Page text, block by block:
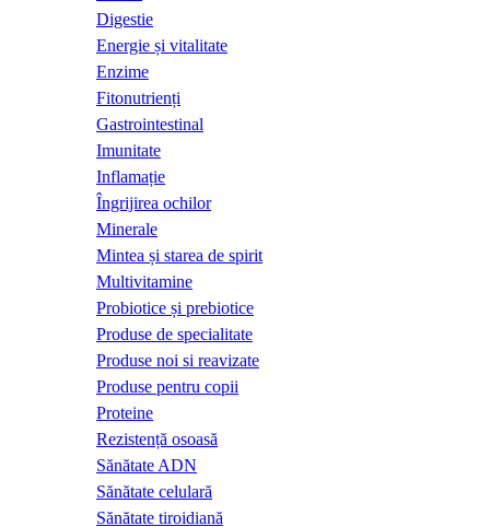
Digestie
Energie și vitalitate
Enzime
Fitonutrienți
Gastrointestinal
Imunitate
Inflamație
Îngrijirea ochilor
Minerale
Mintea și starea de spirit
Multivitamine
Probiotice și prebiotice
Produse de specialitate
Produse noi si reavizate
Produse pentru copii
Proteine
Rezistență osoasă
Sănătate ADN
Sănătate celulară
Sănătate tiroidiană